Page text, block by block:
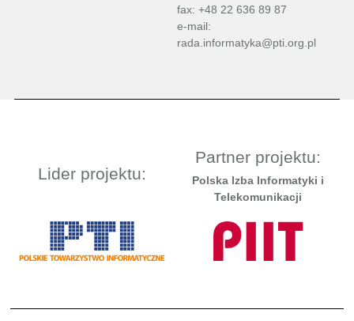
fax: +48 22 636 89 87
e-mail:
rada.informatyka@pti.org.pl
Lider projektu:
Partner projektu:
Polska Izba Informatyki i
Telekomunikacji